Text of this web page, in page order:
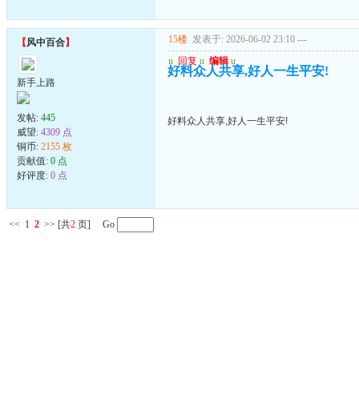
【风中百合】
新手上路
发帖: 445
威望: 4309 点
铜币: 2155 枚
贡献值: 0 点
好评度: 0 点
15楼 发表于: 2026-06-02 23:10 ---
u 回复 u 编辑 u
好料众人共享,好人一生平安!
好料众人共享,好人一生平安!
<< 1 2 >> [共2 页] Go